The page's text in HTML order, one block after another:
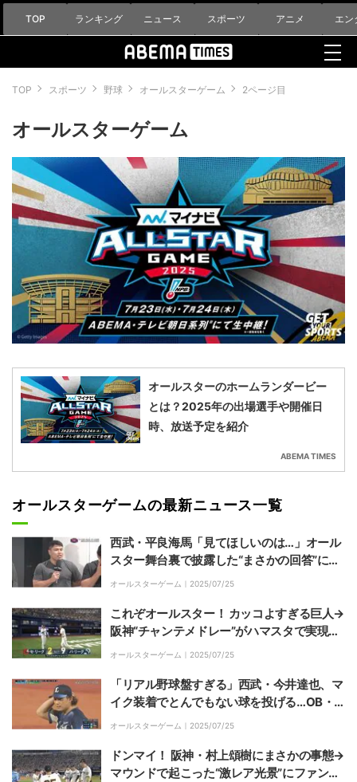
TOP ランキング ニュース スポーツ アニメ エン
TOP スポーツ 野球 オールスターゲーム 2ページ目
オールスターゲーム
オールスターのホームランダービー
とは？2025年の出場選手や開催日
時、放送予定を紹介
ABEMA TIMES
オールスターゲームの最新ニュース一覧
西武・平良海馬「見てほしいのは…」オール
スター舞台裏で披露した“まさかの回答”に大
爆笑「おまえらw」「凝視します」
オールスターゲーム｜ 2025/07/25
これぞオールスター！ カッコよすぎる巨人→
阪神“チャンテメドレー”がハマスタで実現…
期待に応える豪快アーチに野球ファン大歓喜
オールスターゲーム｜ 2025/07/25
「リアル野球盤すぎる」西武・今井達也、マ
イク装着でとんでもない球を投げる…OB・
松坂大輔氏と“レジェンド共演”にファン歓喜
オールスターゲーム｜ 2025/07/25
ドンマイ！ 阪神・村上頌樹にまさかの事態→
マウンドで起こった“激レア光景”にファンほ